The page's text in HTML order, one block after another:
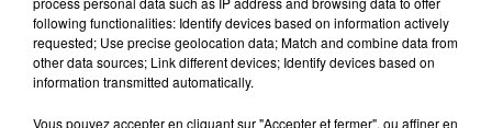
following functionalities: Identify devices based on information actively
requested; Use precise geolocation data; Match and combine data from
other data sources; Link different devices; Identify devices based on
information transmitted automatically.
Vous pouvez accepter en cliquant sur "Accepter et fermer", ou affiner en